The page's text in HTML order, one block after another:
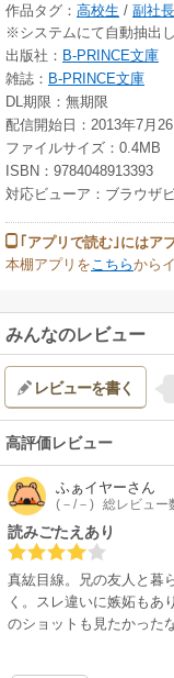
作品タグ： 高校生 / 副社長
※システムにて自動抽出
出版社： B-PRINCE文庫
雑誌： B-PRINCE文庫
DL期限：無期限
配信開始日：2013年7月26
ファイルサイズ：0.4MB
ISBN：9784048913393
対応ビューア：ブラウザ
｢アプリで読む｣にはア
本棚アプリを こちらから
みんなのレビュー
レビューを書く
高評価レビュー
ふぁイヤーさん
(－/－) 総レビュー
読みごたえあり
真紘目線。兄の友人と暮
く。スレ違いに嫉妬もあ
のショットも見たかった